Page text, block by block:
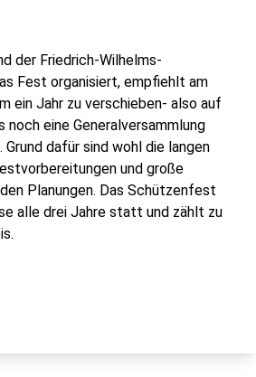
der Friedrich-Wilhelms-
Fest organisiert, empfiehlt am
ein Jahr zu verschieben- also auf
noch eine Generalversammlung
dafür sind wohl die langen
und große
Planungen. Das Schützenfest
alle drei Jahre statt und zählt zu